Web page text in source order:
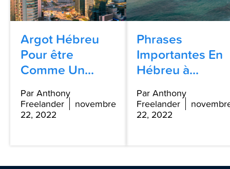
Argot Hébreu
Pour être
Comme Un...
Par Anthony
Freelander
novembre
22, 2022
Phrases
Importantes En
Hébreu à...
Par Anthony
Freelander
22, 2022